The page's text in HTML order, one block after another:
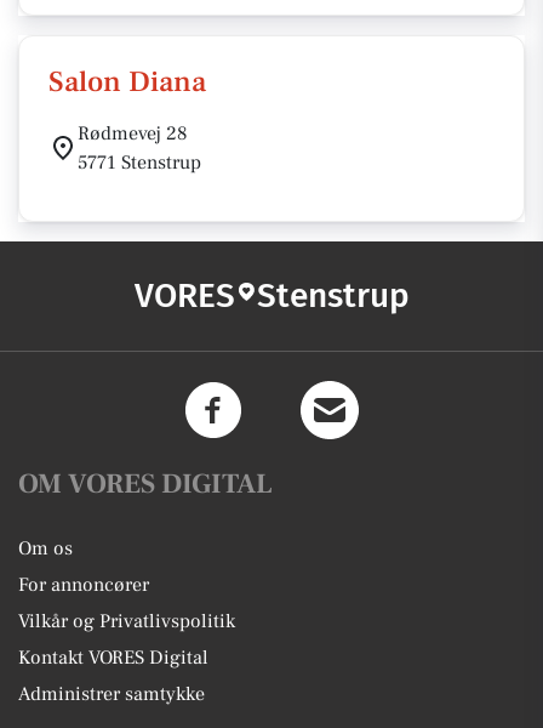
Salon Diana
Rødmevej 28
5771 Stenstrup
VORES Stenstrup
OM VORES DIGITAL
Om os
For annoncører
Vilkår og Privatlivspolitik
Kontakt VORES Digital
Administrer samtykke